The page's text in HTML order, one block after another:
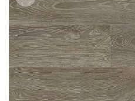
REFERENCE
SOUTĚŽ
KONTAKT